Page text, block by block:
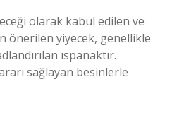
olarak kabul edilen ve
önerilen yiyecek, genellikle
ıspanaktır.
sağlayan besinlerle